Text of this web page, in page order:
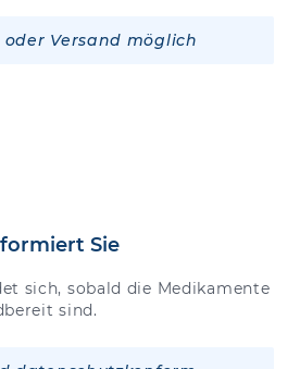
Versand möglich
Sie
sich, sobald die Medikamente
sind.